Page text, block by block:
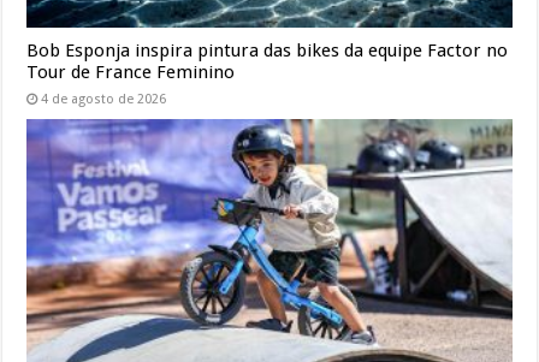
Bob Esponja inspira pintura das bikes da equipe Factor no
Tour de France Feminino
4 de agosto de 2026